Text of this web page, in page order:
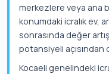
merkezlere veya ana
konumdaki icralık ev,
sonrasında değer
potansiyeli açısından
Kocaeli genelindeki